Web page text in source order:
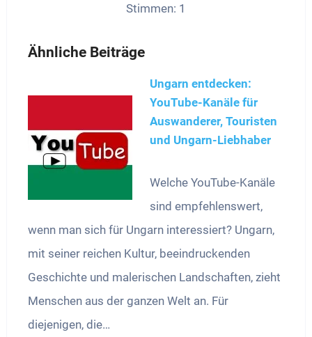
Stimmen: 1
Ähnliche Beiträge
Ungarn entdecken:
YouTube-Kanäle für
Auswanderer, Touristen
und Ungarn-Liebhaber
Welche YouTube-Kanäle
sind empfehlenswert,
wenn man sich für Ungarn interessiert? Ungarn,
mit seiner reichen Kultur, beeindruckenden
Geschichte und malerischen Landschaften, zieht
Menschen aus der ganzen Welt an. Für
diejenigen, die…